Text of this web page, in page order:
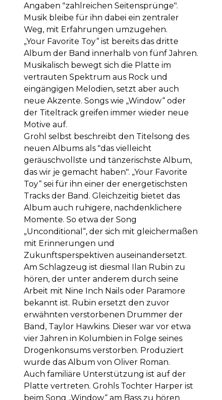
Angaben "zahlreichen Seitensprünge".
Musik bleibe für ihn dabei ein zentraler
Weg, mit Erfahrungen umzugehen.
„Your Favorite Toy“ ist bereits das dritte
Album der Band innerhalb von fünf Jahren.
Musikalisch bewegt sich die Platte im
vertrauten Spektrum aus Rock und
eingängigen Melodien, setzt aber auch
neue Akzente. Songs wie „Window“ oder
der Titeltrack greifen immer wieder neue
Motive auf.
Grohl selbst beschreibt den Titelsong des
neuen Albums als "das vielleicht
geräuschvollste und tänzerischste Album,
das wir je gemacht haben". „Your Favorite
Toy“ sei für ihn einer der energetischsten
Tracks der Band. Gleichzeitig bietet das
Album auch ruhigere, nachdenklichere
Momente. So etwa der Song
„Unconditional“, der sich mit gleichermaßen
mit Erinnerungen und
Zukunftsperspektiven auseinandersetzt.
Am Schlagzeug ist diesmal Ilan Rubin zu
hören, der unter anderem durch seine
Arbeit mit Nine Inch Nails oder Paramore
bekannt ist. Rubin ersetzt den zuvor
erwähnten verstorbenen Drummer der
Band, Taylor Hawkins. Dieser war vor etwa
vier Jahren in Kolumbien in Folge seines
Drogenkonsums verstorben. Produziert
wurde das Album von Oliver Roman.
Auch familiäre Unterstützung ist auf der
Platte vertreten. Grohls Tochter Harper ist
beim Song „Window“ am Bass zu hören